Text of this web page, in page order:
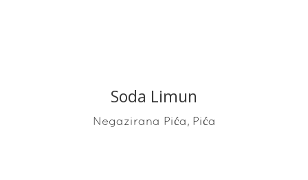
READ MORE
Soda Limun
Negazirana Pića, Pića